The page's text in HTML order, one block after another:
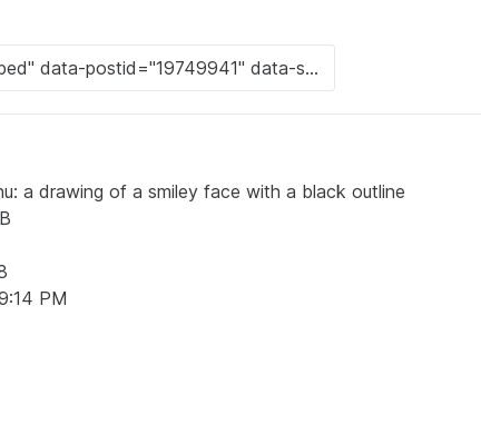
a drawing of a smiley face with a black outline
PM